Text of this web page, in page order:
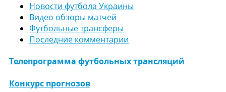
Новости футбола Украины
Видео обзоры матчей
Футбольные трансферы
Последние комментарии
Телепрограмма футбольных трансляций
Конкурс прогнозов